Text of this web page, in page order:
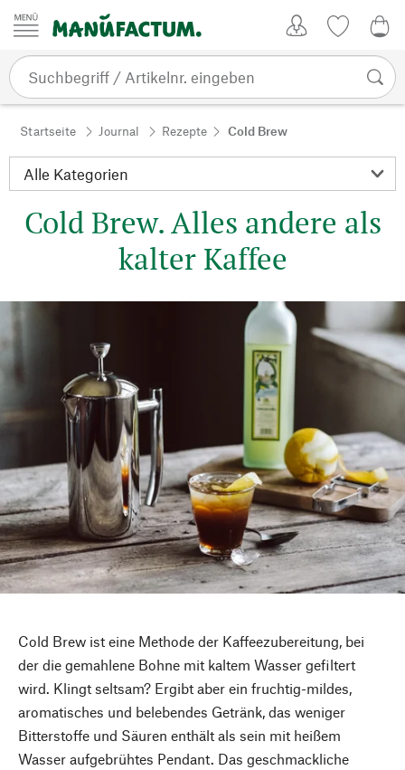
Zum Inhalt springen
Startseite Journal Rezepte Cold Brew
Cold Brew. Alles andere als
kalter Kaffee
Cold Brew ist eine Methode der Kaffeezubereitung, bei
der die gemahlene Bohne mit kaltem Wasser gefiltert
wird. Klingt seltsam? Ergibt aber ein fruchtig-mildes,
aromatisches und belebendes Getränk, das weniger
Bitterstoffe und Säuren enthält als sein mit heißem
Wasser aufgebrühtes Pendant. Das geschmackliche